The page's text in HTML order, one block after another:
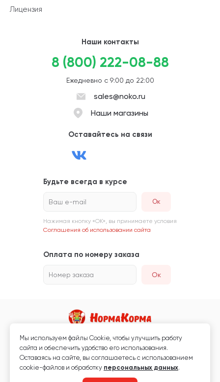
Лицензия
Наши контакты
8 (800) 222-08-88
Ежедневно с 9:00 до 22:00
sales@noko.ru
Наши магазины
Оставайтесь на связи
Будьте всегда в курсе
Ваш e-mail
Нажимая кнопку «ОК», вы принимаете условия
Соглашения об использовании сайта
Оплата по номеру заказа
Номер заказа Ок
Магазин кормов для животных и ветаптека
Любая информация, размещённая на сайте, не является публичной
офертой.
Мы используем файлы Сookie, чтобы улучшить работу
сайта и обеспечить удобство его использования.
Оставаясь на сайте, вы соглашаетесь с использованием
cookie-файлов и обработку персональных данных.